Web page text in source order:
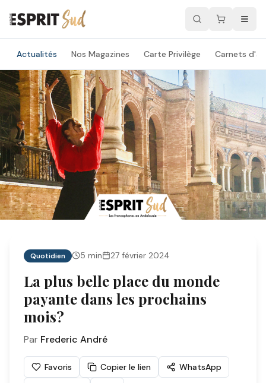
Actualités Nos Magazines Carte Privilège Carnets
Quotidien 5 min 27 février 2024
La plus belle place du monde
payante dans les prochains
mois?
Par Frederic André
Favoris Copier le lien
WhatsApp